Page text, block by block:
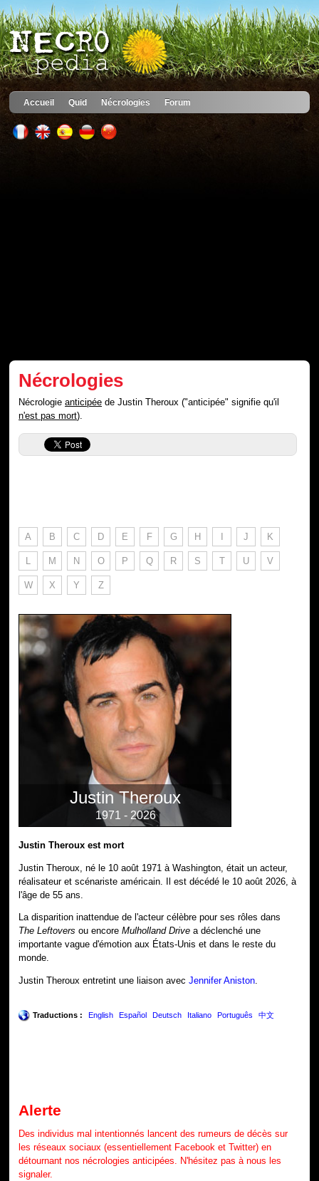
Accueil Quid Nécrologies Forum
Nécrologies
Nécrologieanticipée de Justin Theroux ("anticipée" signifie qu'il
n'est pas mort).
A B C D E F G H I J K
L M N O P Q R S T U V
W X Y Z
Justin Theroux
1971 - 2026
Justin Theroux est mort
Justin Theroux, né le 10 août 1971 à Washington, était un acteur,
réalisateur et scénariste américain. Il est décédé le 10 août 2026, à
l'âge de 55 ans.
La disparition inattendue de l'acteur célèbre pour ses rôles dans
The Leftovers ou encoreMulholland Drive a déclenché une
importante vague d'émotion aux États-Unis et dans le reste du
monde.
Justin Theroux entretint une liaison avecJennifer Aniston.
Traductions : English Español Deutsch Italiano Português 中文
Alerte
Des individus mal intentionnés lancent des rumeurs de décès sur
les réseaux sociaux (essentiellement Facebook et Twitter) en
détournant nos nécrologies anticipées. N'hésitez pas à nous les
signaler.